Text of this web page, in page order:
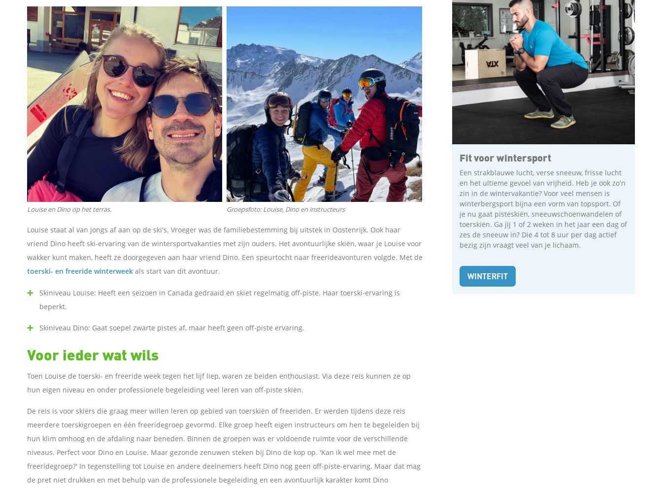
e
n
o
F
a
e
b
o
k
D
e
l
e
o
p
L
Louise en Dino op het terras. Groepsfoto: Louise, Dino en instructeurs
Louise staat al van jongs af aan op de ski's. Vroeger was de familiebestemming bij uitstek in Oostenrijk. Ook haar
vriend Dino heeft ski-ervaring van de wintersportvakanties met zijn ouders. Het avontuurlijke skiën, waar je Louise voor
wakker kunt maken, heeft ze doorgegeven aan haar vriend Dino. Een speurtocht naar freerideavonturen volgde. Met de
toerski- en freeride winterweekals start van dit avontuur.
Skiniveau Louise: Heeft een seizoen in Canada gedraaid en skiet regelmatig off-piste. Haar toerski-ervaring is
beperkt.
Skiniveau Dino: Gaat soepel zwarte pistes af, maar heeft geen off-piste ervaring.
Voor ieder wat wils
Toen Louise de toerski- en freeride week tegen het lijf liep, waren ze beiden enthousiast. Via deze reis kunnen ze op
hun eigen niveau en onder professionele begeleiding veel leren van off-piste skiën.
De reis is voor skiërs die graag meer willen leren op gebied van toerskiën of freeriden. Er werden tijdens deze reis
meerdere toerskigroepen en één freeridegroep gevormd. Elke groep heeft eigen instructeurs om hen te begeleiden bij
hun klim omhoog en de afdaling naar beneden. Binnen de groepen was er voldoende ruimte voor de verschillende
niveaus. Perfect voor Dino en Louise. Maar gezonde zenuwen steken bij Dino de kop op. 'Kan ik wel mee met de
freeridegroep?' In tegenstelling tot Louise en andere deelnemers heeft Dino nog geen off-piste-ervaring. Maar dat mag
de pret niet drukken en met behulp van de professionele begeleiding en een avontuurlijk karakter komt Dino
Fit voor wintersport
Een strakblauwe lucht, verse sneeuw, frisse lucht
en het ultieme gevoel van vrijheid. Heb je ook zo'n
zin in de wintervakantie? Voor veel mensen is
winterbergsport bijna een vorm van topsport. Of
je nu gaat pisteskiën, sneeuwschoenwandelen of
toerskiën. Ga jij 1 of 2 weken in het jaar een dag of
zes de sneeuw in? Die 4 tot 8 uur per dag actief
bezig zijn vraagt veel van je lichaam.
WINTERFIT